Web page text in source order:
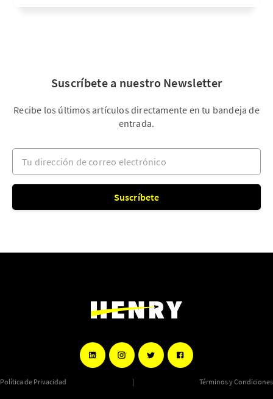
Suscríbete a nuestro Newsletter
Recibe los últimos artículos directamente en tu bandeja de
entrada.
Tu dirección de correo electrónico
Suscríbete
Política de Privacidad | Términos y Condiciones